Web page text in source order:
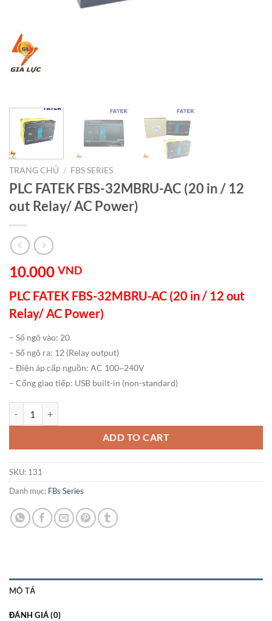
TRANG CHỦ / FBS SERIES
PLC FATEK FBS-32MBRU-AC (20 in / 12
out Relay/ AC Power)
10.000 VND
PLC FATEK FBS-32MBRU-AC (20 in / 12 out
Relay/ AC Power)
– Số ngõ vào: 20
– Số ngõ ra: 12 (Relay output)
– Điện áp cấp nguồn: AC 100~240V
– Cổng giao tiếp: USB built-in (non-standard)
ADD TO CART
SKU: 131
Danh mục: FBs Series
MÔ TẢ
ĐÁNH GIÁ (0)